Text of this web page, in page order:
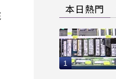
本日熱門